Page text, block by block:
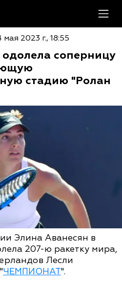
мая 2023 г., 18:55
соперницу
стадию "Ролан
Элина Аванесян в
207-ю ракетку мира,
Лесли
ЧЕМПИОНАТ".